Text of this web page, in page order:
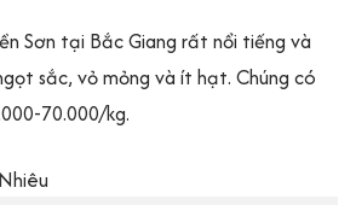
Sơn tại Bắc Giang rất nổi tiếng và
sắc, vỏ mỏng và ít hạt. Chúng có
70.000/kg.